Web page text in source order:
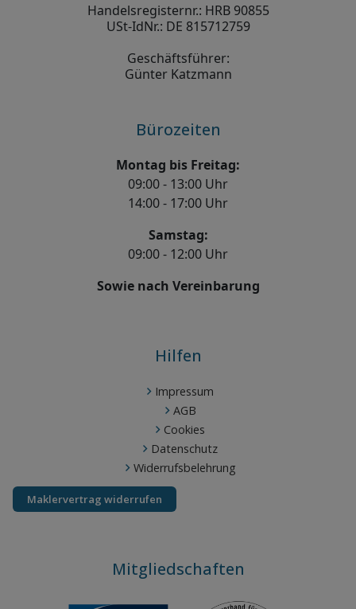
Handelsregisternr.: HRB 90855
USt-IdNr.: DE 815712759
Geschäftsführer:
Günter Katzmann
Bürozeiten
Montag bis Freitag:
09:00 - 13:00 Uhr
14:00 - 17:00 Uhr
Samstag:
09:00 - 12:00 Uhr
Sowie nach Vereinbarung
Hilfen
Impressum
AGB
Cookies
Datenschutz
Widerrufsbelehrung
Maklervertrag widerrufen
Mitgliedschaften